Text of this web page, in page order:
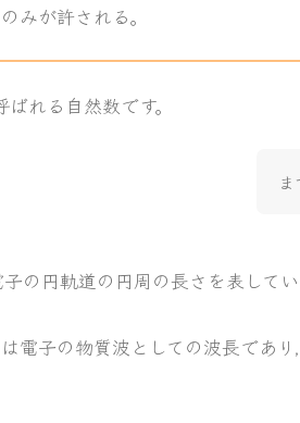
みが許される。
ばれる自然数です。
の円軌道の円周の長さを表してい
は電子の物質波としての波長であり